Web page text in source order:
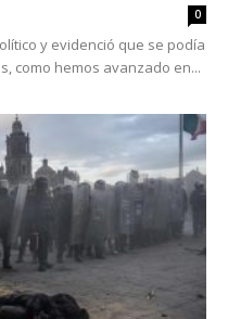
0
y evidenció que se podía
como hemos avanzado en...